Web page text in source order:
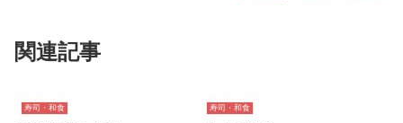
関連記事
寿司・和食 寿司・和食